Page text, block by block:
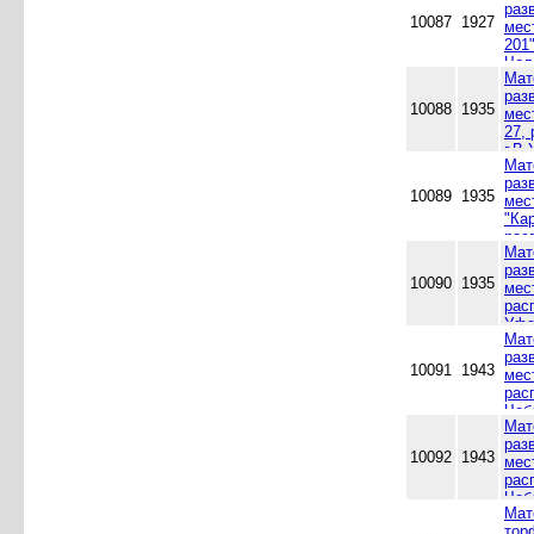
10087 1927
10088 1935
27,
10089 1935
10090 1935
10091 1943
10092 1943